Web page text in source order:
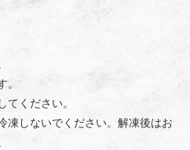
てください。
凍しないでください。解凍後はお